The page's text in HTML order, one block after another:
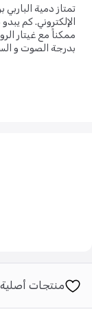
تمتاز دمية
الإلكتروني. كم
بدرجة الصوت و
منتجات أصلية